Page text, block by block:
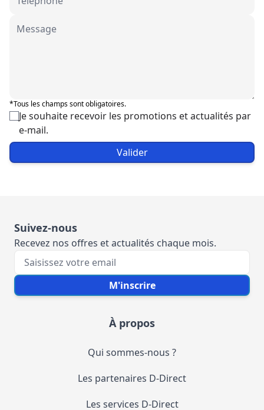
*Tous les champs sont obligatoires.
Je souhaite recevoir les promotions et actualités par
e-mail.
Valider
Suivez-nous
Recevez nos offres et actualités chaque mois.
Votre e-mail M'inscrire
À propos
Qui sommes-nous ?
Les partenaires D-Direct
Les services D-Direct